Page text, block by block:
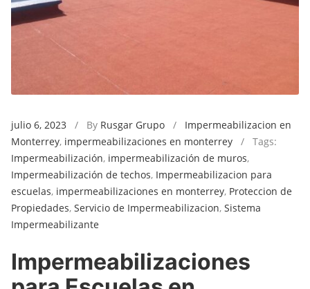
julio 6, 2023 / By Rusgar Grupo / Impermeabilizacion en
Monterrey, impermeabilizaciones en monterrey / Tags:
Impermeabilización, impermeabilización de muros,
Impermeabilización de techos, Impermeabilizacion para
escuelas, impermeabilizaciones en monterrey, Proteccion de
Propiedades, Servicio de Impermeabilizacion, Sistema
Impermeabilizante
Impermeabilizaciones